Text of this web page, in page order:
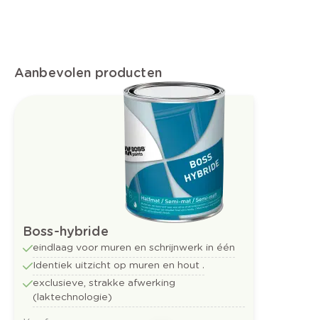
Aanbevolen producten
Boss-hybride
eindlaag voor muren en schrijnwerk in één
Identiek uitzicht op muren en hout .
exclusieve, strakke afwerking
(laktechnologie)